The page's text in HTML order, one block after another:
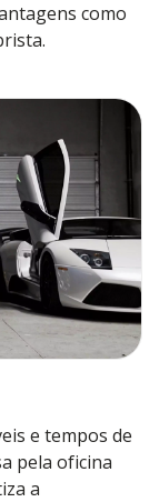
como
e tempos de
pela oficina
a